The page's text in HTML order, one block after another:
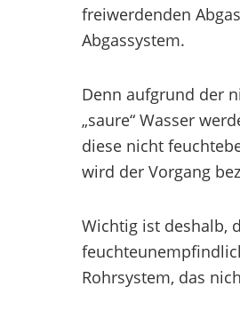
freiwerdenden
Abgassystem.
Denn aufgrund der
„saure“ Wasser
diese nicht
wird der Vorgang
Wichtig ist deshalb,
Rohrsystem, das